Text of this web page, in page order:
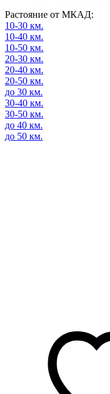
Растояние от МКАД:
10-30 км.
10-40 км.
10-50 км.
20-30 км.
20-40 км.
20-50 км.
до 30 км.
30-40 км.
30-50 км.
до 40 км.
до 50 км.